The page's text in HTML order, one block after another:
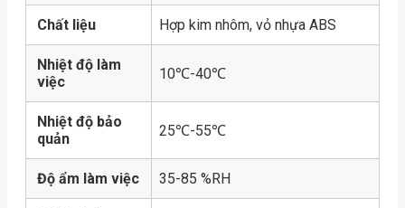
Chất liệu Hợp kim nhôm, vỏ nhựa ABS
Nhiệt độ làm
việc
10℃-40℃
Nhiệt độ bảo
quản
25℃-55℃
Độ ẩm làm việc 35-85 %RH